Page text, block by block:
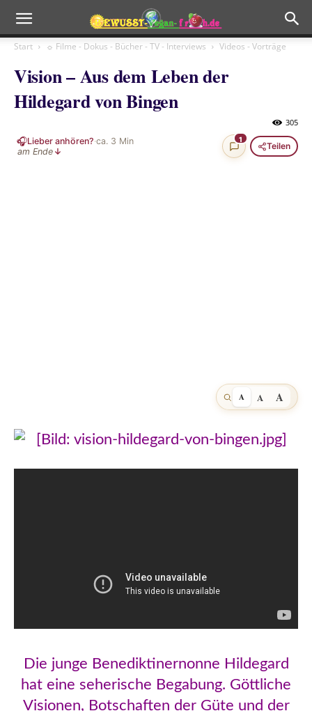
Start ☼ Filme - Dokus - Bücher - TV - Interviews Videos - Vorträge
Vision – Aus dem Leben der
Hildegard von Bingen
305
🎧Lieber anhören?·ca. 3 Min
am Ende ↓
1
Teilen
A A A
Die junge Benediktinernonne Hildegard
hat eine seherische Begabung. Göttliche
Visionen, Botschaften der Güte und der